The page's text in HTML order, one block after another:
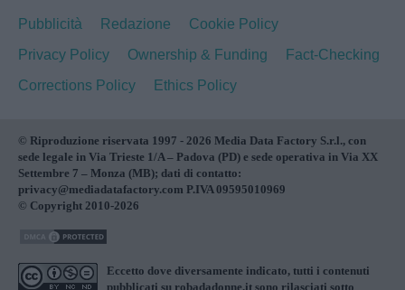
Pubblicità Redazione
Cookie Policy
Privacy Policy
Ownership & Funding
Fact-Checking
Corrections Policy
Ethics Policy
© Riproduzione riservata 1997 - 2026 Media Data Factory S.r.l., con
sede legale in Via Trieste 1/A – Padova (PD) e sede operativa in Via XX
Settembre 7 – Monza (MB); dati di contatto:
privacy@mediadatafactory.com P.IVA 09595010969
© Copyright 2010-2026
Eccetto dove diversamente indicato, tutti i contenuti
pubblicati su robadadonne.it sono rilasciati sotto